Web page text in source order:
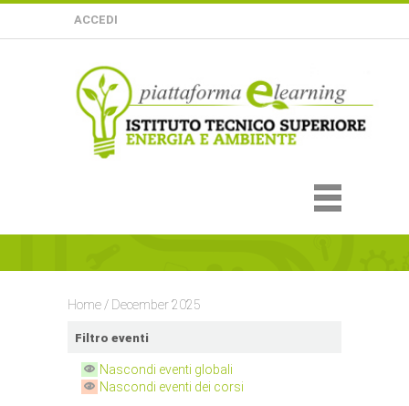
ACCEDI
Home / December 2025
Filtro eventi
Nascondi eventi globali
Nascondi eventi dei corsi